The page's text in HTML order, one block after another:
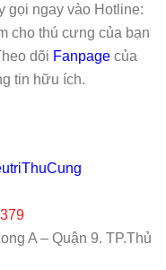
gọi ngay vào Hotline:
cho thú cưng của bạn
dõi Fanpage của
tin hữu ích.
A – Quận 9. TP.Thủ